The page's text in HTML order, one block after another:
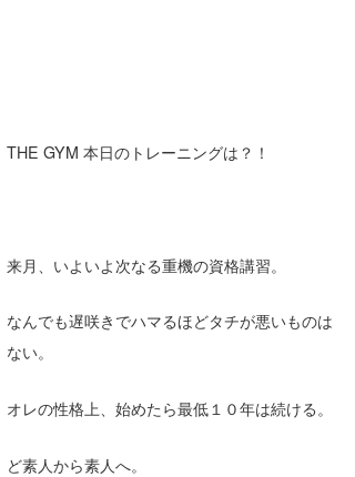
THE GYM 本日のトレーニングは？！
来月、いよいよ次なる重機の資格講習。
なんでも遅咲きでハマるほどタチが悪いものは
ない。
オレの性格上、始めたら最低１０年は続ける。
ど素人から素人へ。